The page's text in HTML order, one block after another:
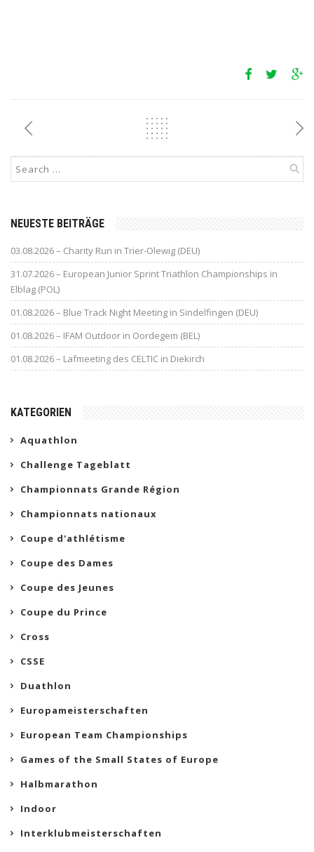
NEUESTE BEITRÄGE
03.08.2026 – Charity Run in Trier-Olewig (DEU)
31.07.2026 – European Junior Sprint Triathlon Championships in
Elblag (POL)
01.08.2026 – Blue Track Night Meeting in Sindelfingen (DEU)
01.08.2026 – IFAM Outdoor in Oordegem (BEL)
01.08.2026 – Lafmeeting des CELTIC in Diekirch
KATEGORIEN
Aquathlon
Challenge Tageblatt
Championnats Grande Région
Championnats nationaux
Coupe d'athlétisme
Coupe des Dames
Coupe des Jeunes
Coupe du Prince
Cross
CSSE
Duathlon
Europameisterschaften
European Team Championships
Games of the Small States of Europe
Halbmarathon
Indoor
Interklubmeisterschaften